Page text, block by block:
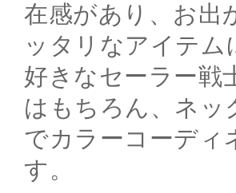
在感があり、お出
ッタリなアイテ
好きなセーラー戦
はもちろん、ネッ
でカラーコーディ
す。